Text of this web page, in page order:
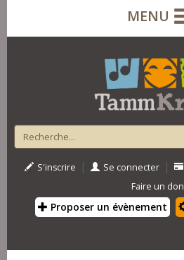
MENU
S'inscrire | Se connecter |
Faire un don
Proposer un évènement